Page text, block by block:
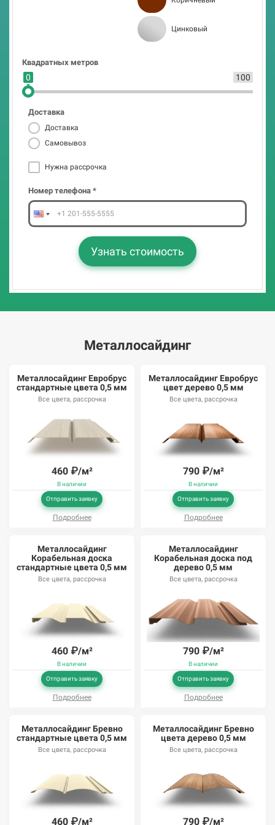
Цинковый
Квадратных метров
100
0
Доставка
Доставка
Самовывоз
Нужна рассрочка
Номер телефона *
Узнать стоимость
Самовывоз
Нужна рассрочка
Номер телефона *
Узнать стоимость
Узнать стоимость
Металлосайдинг
Металлосайдинг Евробрус
стандартные цвета 0,5 мм
Все цвета, рассрочка
460₽/м²
В наличии
Отправить заявку
Подробнее
Металлосайдинг Евробрус
цвет дерево 0,5 мм
Все цвета, рассрочка
790₽/м²
В наличии
Отправить заявку
Подробнее
Металлосайдинг
Корабельная доска
стандартные цвета 0,5 мм
Все цвета, рассрочка
460₽/м²
В наличии
Отправить заявку
Подробнее
Металлосайдинг
Корабельная доска под
дерево 0,5 мм
Все цвета, рассрочка
790₽/м²
В наличии
Отправить заявку
Подробнее
Металлосайдинг Бревно
стандартные цвета 0,5 мм
Все цвета, рассрочка
460₽/м²
Металлосайдинг Бревно
цвета дерево 0,5 мм
Все цвета, рассрочка
790₽/м²